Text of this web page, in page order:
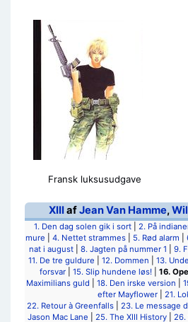
Fransk luksusudgave
XIIIafJean Van Hamme,
1. Den dag solen gik i sort| 2. På
mure
4. Nettet strammes 5. Rød alarm
nat i august
8. Jagten på nummer 1 9.
11. De tre guldure
12. Dommen 13.
forsvar| 15. Slip hundene løs!| 16.
Maximilians guld
18. Den irske version
efter Mayflower| 21.
22. Retour à Greenfalls
23. Le message
Jason Mac Lane
25. The XIII History 26.